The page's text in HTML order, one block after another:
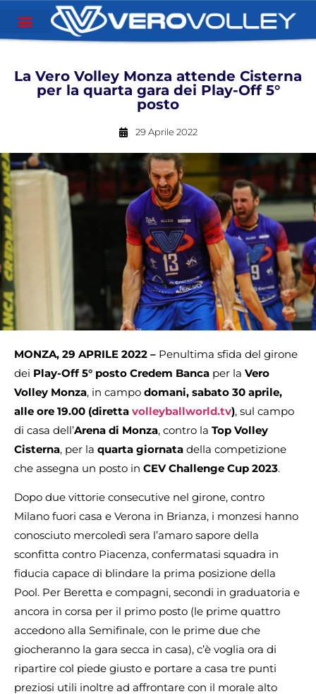
La Vero Volley Monza attende Cisterna
per la quarta gara dei Play-Off 5°
posto
29 Aprile 2022
MONZA, 29 APRILE 2022 – Penultima sfida del girone
dei Play-Off 5° posto Credem Banca per la Vero
Volley Monza, in campo domani, sabato 30 aprile,
alle ore 19.00 (diretta volleyballworld.tv), sul campo
di casa dell’Arena di Monza, contro la Top Volley
Cisterna, per la quarta giornata della competizione
che assegna un posto in CEV Challenge Cup 2023.
Dopo due vittorie consecutive nel girone, contro
Milano fuori casa e Verona in Brianza, i monzesi hanno
conosciuto mercoledì sera l’amaro sapore della
sconfitta contro Piacenza, confermatasi squadra in
fiducia capace di blindare la prima posizione della
Pool. Per Beretta e compagni, secondi in graduatoria e
ancora in corsa per il primo posto (le prime quattro
accedono alla Semifinale, con le prime due che
giocheranno la gara secca in casa), c’è voglia ora di
ripartire col piede giusto e portare a casa tre punti
preziosi utili inoltre ad affrontare con il morale alto